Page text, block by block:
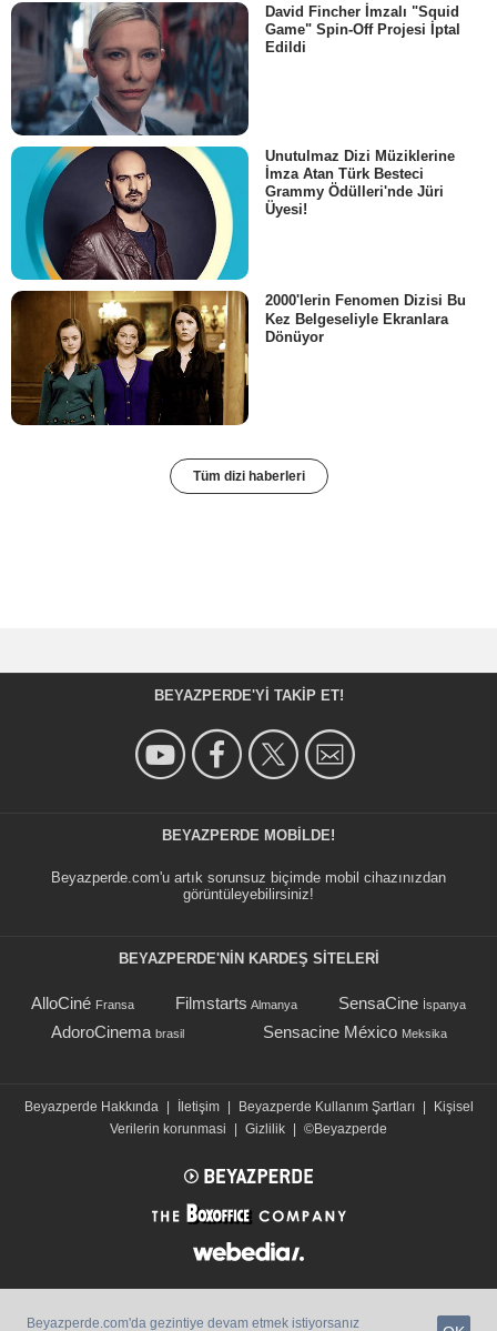
David Fincher İmzalı "Squid
Game" Spin-Off Projesi İptal
Edildi
Unutulmaz Dizi Müziklerine
İmza Atan Türk Besteci
Grammy Ödülleri'nde Jüri
Üyesi!
2000'lerin Fenomen Dizisi Bu
Kez Belgeseliyle Ekranlara
Dönüyor
Tüm dizi haberleri
BEYAZPERDE'YI TAKIP ET!
BEYAZPERDE MOBILDE!
Beyazperde.com'u artık sorunsuz biçimde mobil cihazınızdan
görüntüleyebilirsiniz!
BEYAZPERDE'NIN KARDEŞ SİTELERİ
AlloCiné Fransa Filmstarts Almanya SensaCine İspanya
AdoroCinema brasil Sensacine México Meksika
Beyazperde Hakkında | İletişim | Beyazperde Kullanım Şartları |
Kişisel
Verilerin korunmasi
| Gizlilik | ©Beyazperde
Beyazperde.com'da gezintiye devam etmek istiyorsanız